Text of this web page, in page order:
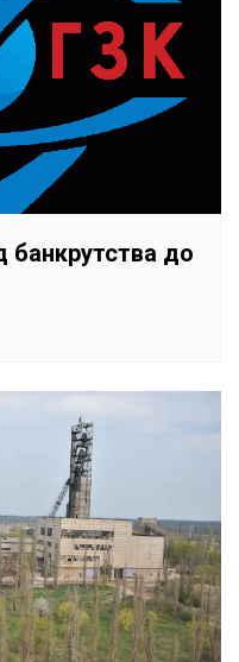
банкрутства до